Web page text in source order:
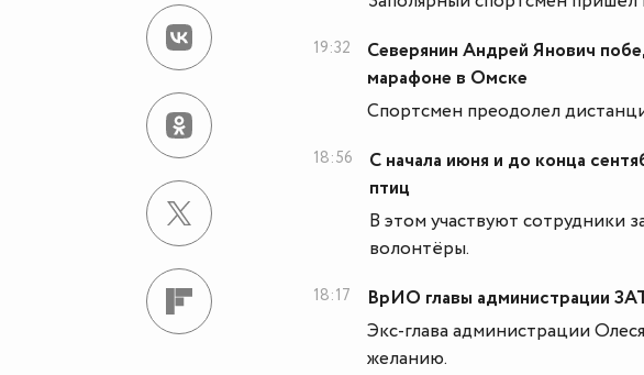
19:32
Северянин Андрей Янович
марафоне в Омске
Спортсмен преодолел
18:56
С начала июня и до конца
птиц
В этом участвуют сотрудники
волонтёры.
18:17
ВрИО главы администрации
Экс-глава администрации
желанию.